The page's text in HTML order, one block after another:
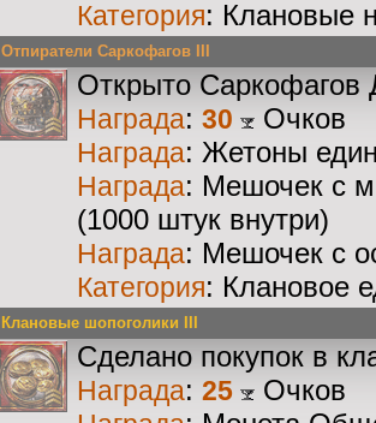
Категория: Клановые
Отпиратели Саркофагов III
Открыто Саркофагов
Награда: 30 Очков
Награда: Жетоны
Награда: Мешочек с
(1000 штук внутри)
Награда: Мешочек с
Категория: Клановое
Клановые шопоголики III
Сделано покупок в
Награда: 25 Очков